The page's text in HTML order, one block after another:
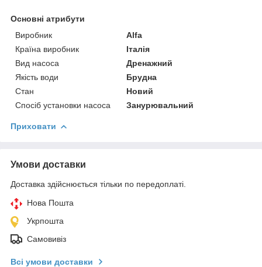
Основні атрибути
Виробник
Alfa
Країна виробник
Італія
Вид насоса
Дренажний
Якість води
Брудна
Стан
Новий
Спосіб установки насоса
Занурювальний
Приховати
Умови доставки
Доставка здійснюється тільки по передоплаті.
Нова Пошта
Укрпошта
Самовивіз
Всі умови доставки